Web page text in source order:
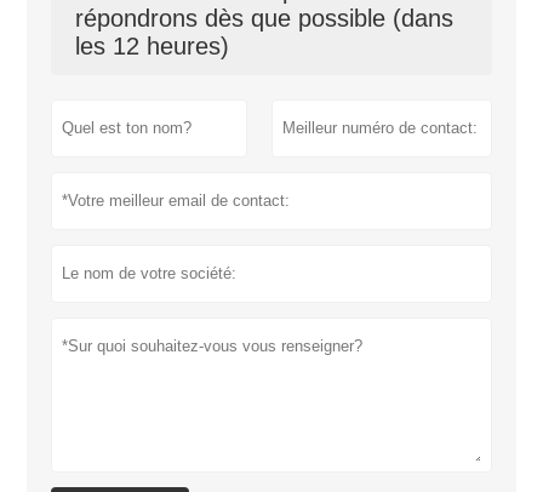
répondrons dès que possible (dans
les 12 heures)